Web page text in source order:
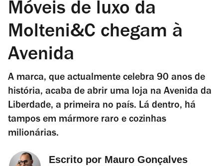
Móveis de luxo da
Molteni&C chegam à
Avenida
A marca, que actualmente celebra 90 anos de
história, acaba de abrir uma loja na Avenida da
Liberdade, a primeira no país. Lá dentro, há
tampos em mármore raro e cozinhas
milionárias.
Escrito por Mauro Gonçalves